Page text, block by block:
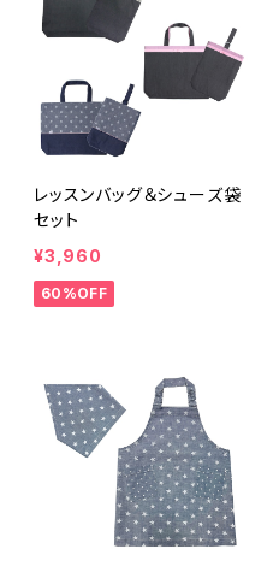
レッスンバッグ＆シューズ袋
セット
¥3,960
60%OFF